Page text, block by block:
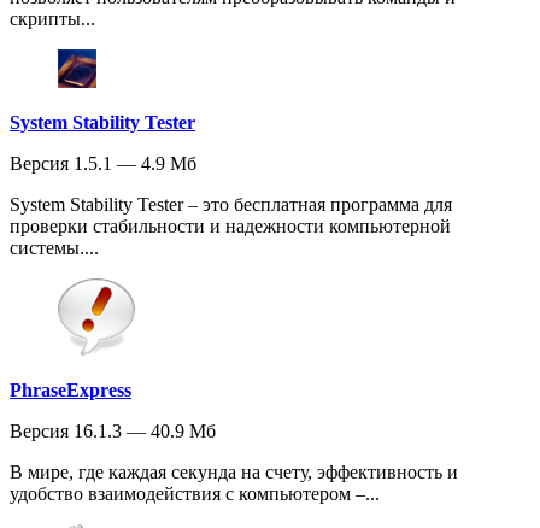
скрипты...
System Stability Tester
Версия 1.5.1 — 4.9 Мб
System Stability Tester – это бесплатная программа для
проверки стабильности и надежности компьютерной
системы....
PhraseExpress
Версия 16.1.3 — 40.9 Мб
В мире, где каждая секунда на счету, эффективность и
удобство взаимодействия с компьютером –...